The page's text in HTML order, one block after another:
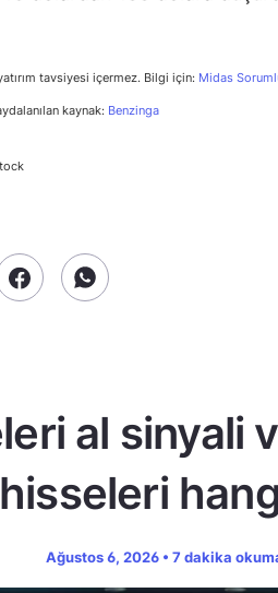
tavsiyesi içermez. Bilgi için: Midas
kaynak: Benzinga
al sinyali
hisseleri
Ağustos 6, 2026 • 7 dakika